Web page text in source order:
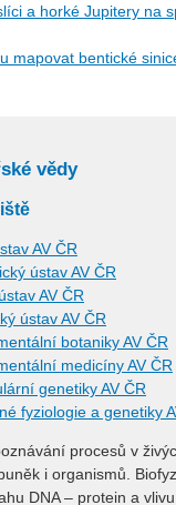
a horké Jupitery na
mapovat bentické
vědy
AV ČR
ústav AV ČR
AV ČR
ústav AV ČR
botaniky AV ČR
medicíny AV ČR
genetiky AV ČR
fyziologie a genetiky
procesů v
i organismů.
DNA – protein a